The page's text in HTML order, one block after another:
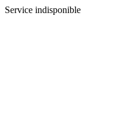
Service indisponible